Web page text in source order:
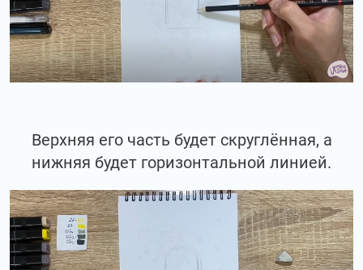
Верхняя его часть будет скруглённая, а
нижняя будет горизонтальной линией.